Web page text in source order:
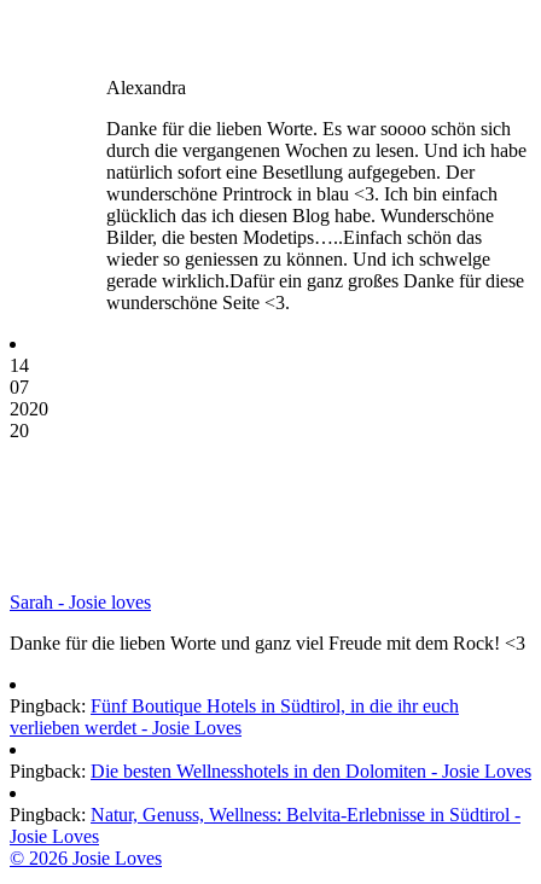
Alexandra
Danke für die lieben Worte. Es war soooo schön sich
durch die vergangenen Wochen zu lesen. Und ich habe
natürlich sofort eine Besetllung aufgegeben. Der
wunderschöne Printrock in blau <3. Ich bin einfach
glücklich das ich diesen Blog habe. Wunderschöne
Bilder, die besten Modetips…..Einfach schön das
wieder so geniessen zu können. Und ich schwelge
gerade wirklich.Dafür ein ganz großes Danke für diese
wunderschöne Seite <3.
14
07
2020
20
Sarah - Josie loves
Danke für die lieben Worte und ganz viel Freude mit dem Rock! <3
Pingback: Fünf Boutique Hotels in Südtirol, in die ihr euch
verlieben werdet - Josie Loves
Pingback: Die besten Wellnesshotels in den Dolomiten - Josie Loves
Pingback: Natur, Genuss, Wellness: Belvita-Erlebnisse in Südtirol -
Josie Loves
© 2026 Josie Loves